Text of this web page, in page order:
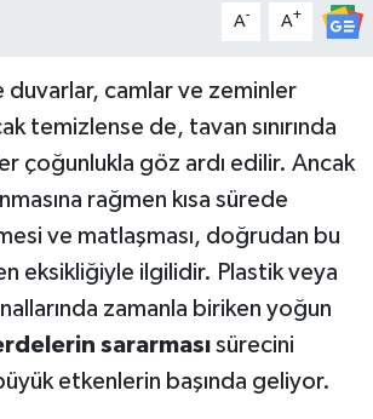
A- A+
duvarlar, camlar ve zeminler
temizlense de, tavan sınırında
çoğunlukla göz ardı edilir. Ancak
rağmen kısa sürede
ve matlaşması, doğrudan bu
eksikliğiyle ilgilidir. Plastik veya
zamanla biriken yoğun
sararmasısürecini
etkenlerin başında geliyor.